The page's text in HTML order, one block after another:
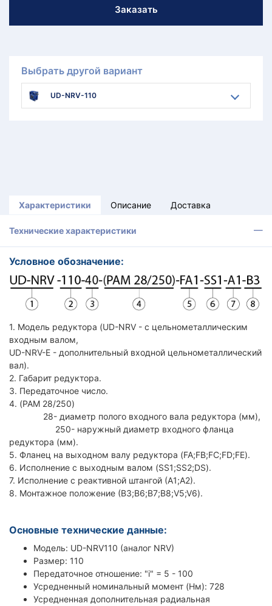
Заказать
Выбрать другой вариант
UD-NRV-110
Характеристики Описание Доставка
Технические характеристики
Условное обозначение:
1. Модель редуктора (UD-NRV - с цельнометаллическим
входным валом,
UD-NRV-E - дополнительный входной цельнометаллический
вал).
2. Габарит редуктора.
3. Передаточное число.
4. (PAM 28/250)
28- диаметр полого входного вала редуктора (мм),
250- наружный диаметр входного фланца
редуктора (мм).
5. Фланец на выходном валу редуктора (FA;FB;FC;FD;FE).
6. Исполнение с выходным валом (SS1;SS2;DS).
7. Исполнение с реактивной штангой (А1;А2).
8. Монтажное положение (В3;В6;В7;В8;V5;V6).
Основные технические данные:
Модель: UD-NRV110 (аналог NRV)
Размер: 110
Передаточное отношение: "i" = 5 - 100
Усредненный номинальный момент (Нм): 728
Усредненная дополнительная радиальная